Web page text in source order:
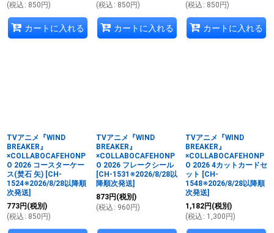
(税込 : 850 円)
カートに入れる
(税込 : 850 円)
カートに入れる
(税込 : 850 円)
カートに入れる
TVアニメ『WIND
BREAKER』
×COLLABOCAFEHONP
O 2026 コースターケー
ス(焚石 矢) [CH-
1524※2026/8/28以降順
次発送]
773円 (税別)
(税込 : 850 円)
TVアニメ『WIND
BREAKER』
×COLLABOCAFEHONP
O 2026 フレークシール
[CH-1531※2026/8/28以
降順次発送]
873円 (税別)
(税込 : 960 円)
TVアニメ『WIND
BREAKER』
×COLLABOCAFEHONP
O 2026 4カットカードセ
ット [CH-
1548※2026/8/28以降順
次発送]
1,182円 (税別)
(税込 : 1,300 円)